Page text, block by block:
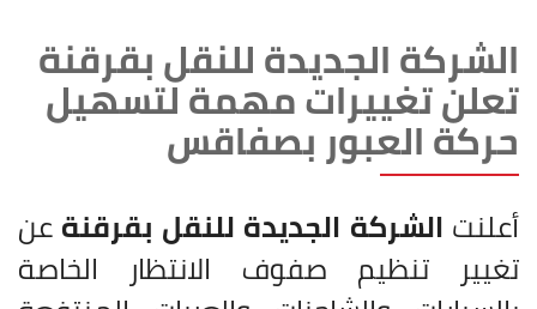
الشركة الجديدة للنقل بقرقنة
تعلن تغييرات مهمة لتسهيل
حركة العبور بصفاقس
أعلنت الشركة الجديدة للنقل بقرقنةعن
تغيير تنظيم صفوف الانتظار الخاصة